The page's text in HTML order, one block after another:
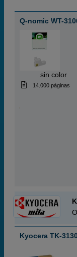
Q-nomic WT-
sin color
14.000 páginas
Kyocera TK-